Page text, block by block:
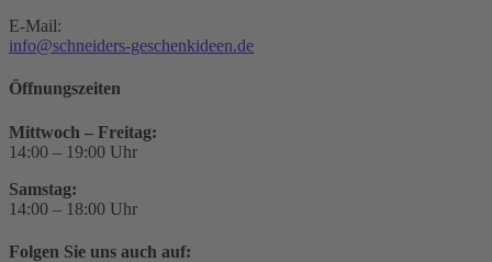
E-Mail:
info@schneiders-geschenkideen.de
Öffnungszeiten
Mittwoch – Freitag:
14:00 – 19:00 Uhr
Samstag:
14:00 – 18:00 Uhr
Folgen Sie uns auch auf: